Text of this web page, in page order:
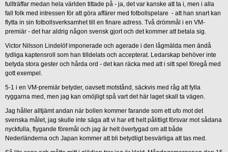
fullträffar medan hela världen tittade på - ja, det var kanske att ta i, men i alla
fall folk med intressen för att göra affärer med fotbollspelare - att han snart kan
flytta in sin fotbollsverksamhet till en finare adress. Två drömmål i en VM-
premiär - det har aldrig någon svensk gjort och det kommer att betala sig.
Victor Nilsson Lindelöf imponerade och agerade i den lågmälda men ändå
tydliga kaptensroll som han tilldelats och accepterat. Ledarskap behöver inte
betyda stora gester och hårda ord - det kan räcka med att i sitt spel föregå med
gott exempel.
5-1 i en VM-premiär betyder, oavsett motstånd, säckvis med råg att fylla
ryggarna med, men jag kan omöjligt spå vart det här laget skall ta vägen.
Jag håller alltjämt andan när bollen kommer farande som ett ufo mot det
svenska målet, jag skulle inte säga att vi har ett helt pålitligt försvar mot sådana
nyckfulla, flygande föremål och jag är helt övertygad om att både
Nederländerna och Japan kommer att bli betydligt besvärliga att tas med.